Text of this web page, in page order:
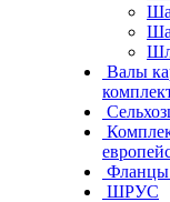
Валы
Фланцы
ШРУС